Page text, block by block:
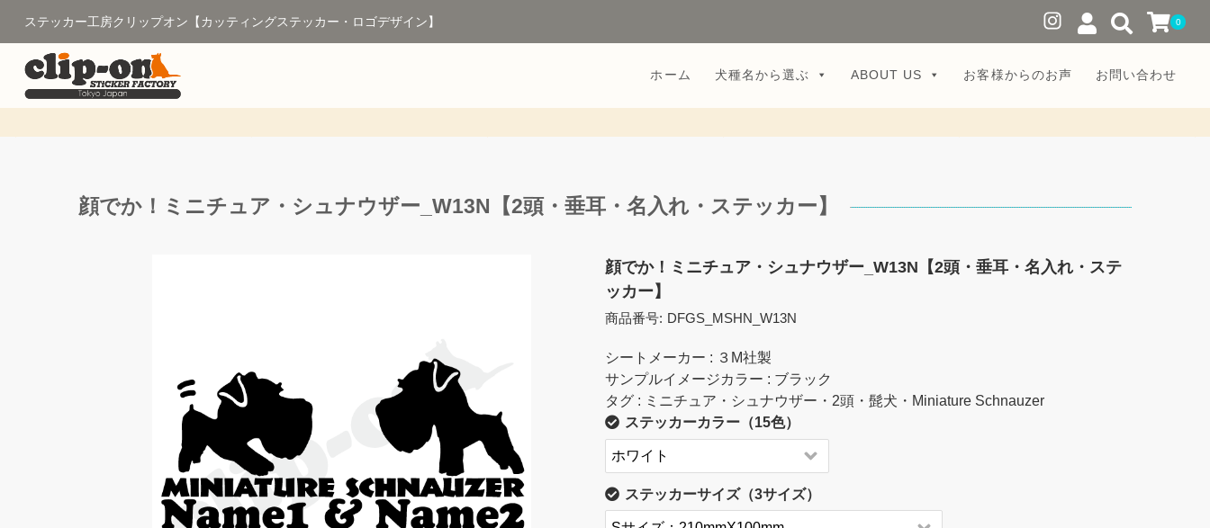
0
ホーム 犬種名から選ぶ ABOUT US お客様からのお声 お問い合わせ
ステッカー工房クリップオン【カッティングステッカー・ロゴデザイン】
顔でか！ミニチュア・シュナウザー_W13N【2頭・垂耳・名入れ・ステッカー】
顔でか！ミニチュア・シュナウザー_W13N【2頭・垂耳・名入れ・ステ
ッカー】
商品番号: DFGS_MSHN_W13N
シートメーカー : ３M社製
サンプルイメージカラー : ブラック
タグ : ミニチュア・シュナウザー・2頭・髭犬・Miniature Schnauzer
ステッカーカラー（15色）
ステッカーサイズ（3サイズ）